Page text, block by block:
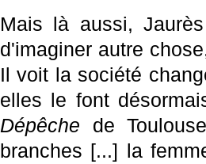
Mais là aussi,
d'imaginer autre
Il voit la société
elles le font
Dépêche de
branches [...] la